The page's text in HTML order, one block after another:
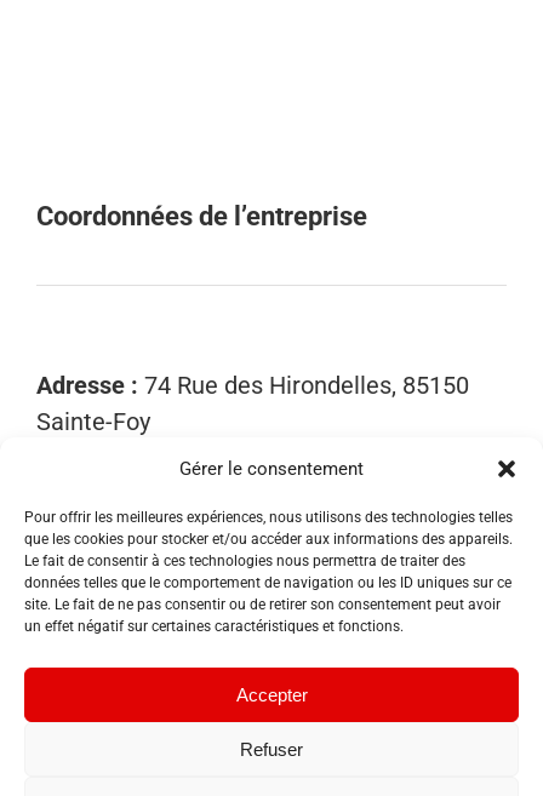
Gérer le consentement
Pour offrir les meilleures expériences, nous utilisons des technologies telles
que les cookies pour stocker et/ou accéder aux informations des appareils.
Le fait de consentir à ces technologies nous permettra de traiter des
données telles que le comportement de navigation ou les ID uniques sur ce
site. Le fait de ne pas consentir ou de retirer son consentement peut avoir
un effet négatif sur certaines caractéristiques et fonctions.
Accepter
Refuser
Coordonnées de l’entreprise
Adresse : 74 Rue des Hirondelles, 85150
Sainte-Foy
Email : contact@sosnuisibles85.fr
SIRET :89455533300018